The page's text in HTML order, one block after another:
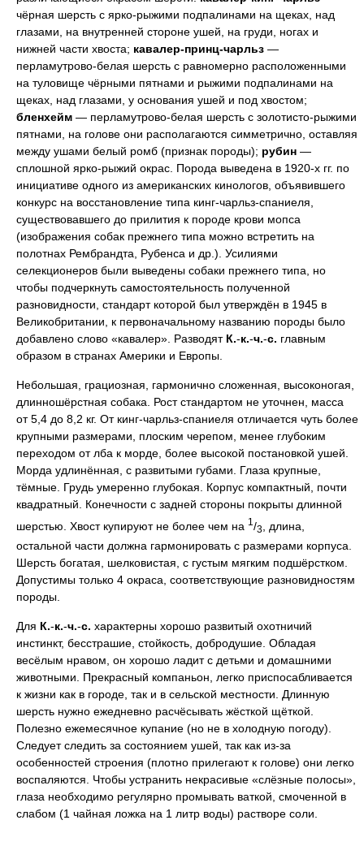
чёрная шерсть с ярко-рыжими подпалинами на щеках, над
глазами, на внутренней стороне ушей, на груди, ногах и
нижней части хвоста; кавалер-принц-чарльз —
перламутрово-белая шерсть с равномерно расположенными
на туловище чёрными пятнами и рыжими подпалинами на
щеках, над глазами, у основания ушей и под хвостом;
бленхейм — перламутрово-белая шерсть с золотисто-рыжими
пятнами, на голове они располагаются симметрично, оставляя
между ушами белый ромб (признак породы); рубин —
сплошной ярко-рыжий окрас. Порода выведена в 1920-х гг. по
инициативе одного из американских кинологов, объявившего
конкурс на восстановление типа кинг-чарльз-спаниеля,
существовавшего до прилития к породе крови мопса
(изображения собак прежнего типа можно встретить на
полотнах Рембрандта, Рубенса и др.). Усилиями
селекционеров были выведены собаки прежнего типа, но
чтобы подчеркнуть самостоятельность полученной
разновидности, стандарт которой был утверждён в 1945 в
Великобритании, к первоначальному названию породы было
добавлено слово «кавалер». Разводят К.-к.-ч.-с. главным
образом в странах Америки и Европы.
Небольшая, грациозная, гармонично сложенная, высоконогая,
длинношёрстная собака. Рост стандартом не уточнен, масса
от 5,4 до 8,2 кг. От кинг-чарльз-спаниеля отличается чуть более
крупными размерами, плоским черепом, менее глубоким
переходом от лба к морде, более высокой постановкой ушей.
Морда удлинённая, с развитыми губами. Глаза крупные,
тёмные. Грудь умеренно глубокая. Корпус компактный, почти
квадратный. Конечности с задней стороны покрыты длинной
шерстью. Хвост купируют не более чем на 1 /3
, длина,
остальной части должна гармонировать с размерами корпуса.
Шерсть богатая, шелковистая, с густым мягким подшёрстком.
Допустимы только 4 окраса, соответствующие разновидностям
породы.
Для К.-к.-ч.-с. характерны хорошо развитый охотничий
инстинкт, бесстрашие, стойкость, добродушие. Обладая
весёлым нравом, он хорошо ладит с детьми и домашними
животными. Прекрасный компаньон, легко приспосабливается
к жизни как в городе, так и в сельской местности. Длинную
шерсть нужно ежедневно расчёсывать жёсткой щёткой.
Полезно ежемесячное купание (но не в холодную погоду).
Следует следить за состоянием ушей, так как из-за
особенностей строения (плотно прилегают к голове) они легко
воспаляются. Чтобы устранить некрасивые «слёзные полосы»,
глаза необходимо регулярно промывать ваткой, смоченной в
слабом (1 чайная ложка на 1 литр воды) растворе соли.